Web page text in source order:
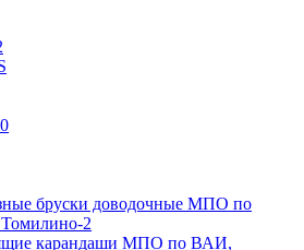
бруски доводочные МПО по
2
карандаши МПО по ВАИ,